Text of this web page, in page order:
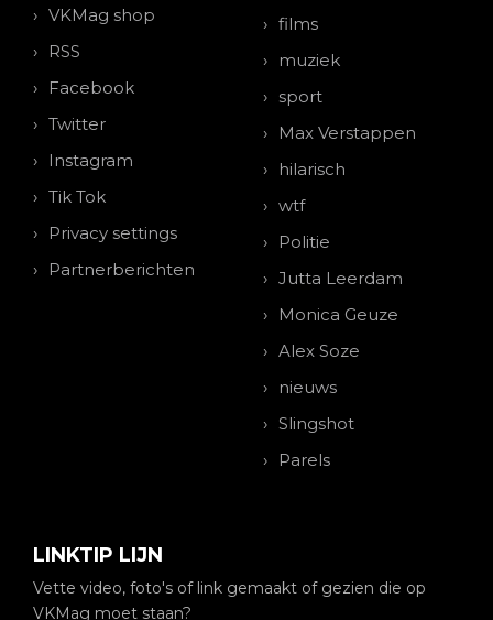
VKMag shop
RSS
Facebook
Twitter
Instagram
Tik Tok
Privacy settings
Partnerberichten
films
muziek
sport
Max Verstappen
hilarisch
wtf
Politie
Jutta Leerdam
Monica Geuze
Alex Soze
nieuws
Slingshot
Parels
LINKTIP LIJN
Vette video, foto's of link gemaakt of gezien die op
VKMag moet staan?